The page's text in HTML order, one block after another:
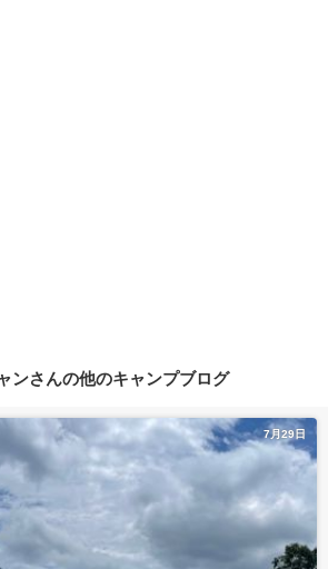
ンさんの他のキャンプブログ
7月29日